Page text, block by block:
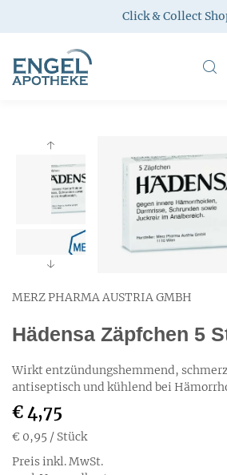
Click & Collect
MERZ PHARMA AUSTRIA GMBH
Hädensa Zäpfchen 5
Wirkt entzündungshemmend,
antiseptisch und kühlend bei
€ 4,75
€ 0,95 / Stück
Preis inkl. MwSt.